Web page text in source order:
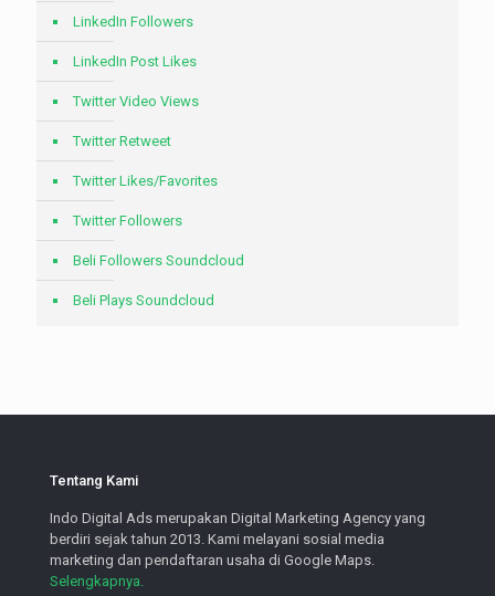
LinkedIn Followers
LinkedIn Post Likes
Twitter Video Views
Twitter Retweet
Twitter Likes/Favorites
Twitter Followers
Beli Followers Soundcloud
Beli Plays Soundcloud
Tentang Kami
Indo Digital Ads merupakan Digital Marketing Agency yang
berdiri sejak tahun 2013. Kami melayani sosial media
marketing dan pendaftaran usaha di Google Maps.
Selengkapnya.